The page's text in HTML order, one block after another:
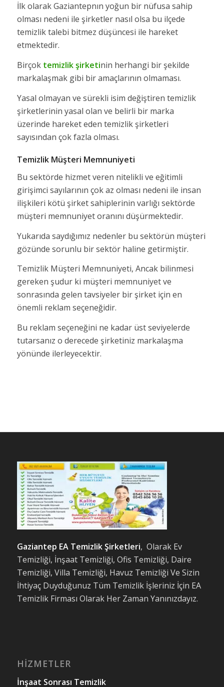
İlk olarak Gaziantepnın yoğun bir nüfusa sahip
olması nedeni ile şirketler nasıl olsa bu ilçede
temizlik talebi bitmez düşüncesi ile hareket
etmektedir.
Birçok temizlik şirketinin herhangi bir şekilde
markalaşmak gibi bir amaçlarının olmaması.
Yasal olmayan ve sürekli isim değiştiren temizlik
şirketlerinin yasal olan ve belirli bir marka
üzerinde hareket eden temizlik şirketleri
sayısından çok fazla olması.
Temizlik Müşteri Memnuniyeti
Bu sektörde hizmet veren nitelikli ve eğitimli
girişimci sayılarının çok az olması nedeni ile insan
ilişkileri kötü şirket sahiplerinin varlığı sektörde
müşteri memnuniyet oranını düşürmektedir.
Yukarıda saydığımız nedenler bu sektörün müşteri
gözünde sorunlu bir sektör haline getirmiştir.
Temizlik Müşteri Memnuniyeti, Ancak bilinmesi
gereken şudur ki müşteri memnuniyet ve
sonrasında gelen tavsiyeler bir şirket için en
önemli reklam seçeneğidir.
Bu reklam seçeneğini ne kadar üst seviyelerde
tutarsanız o derecede şirketiniz markalaşma
yönünde ilerleyecektir.
Gaziantep EA Temizlik Şirketleri, Olarak Ev
Temizliği, İnşaat Temizliği, Ofis Temizliği, Daire
Temizliği, Villa Temizliği, Havuz Temizliği Ve Sizin
İhtiyaç Duyduğunuz Tüm Temizlik İşleriniz İçin EA
Temizlik Firması Olarak Her Zaman Yanınızdayız.
HIZMETLER
İnşaat Sonrası Temizlik